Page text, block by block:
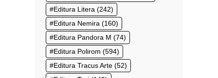
Editura Litera (242)
Editura Nemira (160)
Editura Pandora M (74)
Editura Polirom (594)
Editura Tracus Arte (52)